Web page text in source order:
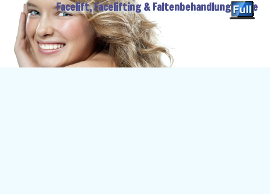
Facelift, Facelifting & Faltenbehandlung Guide